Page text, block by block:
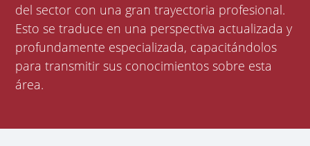
del sector con una gran trayectoria profesional.
Esto se traduce en una perspectiva actualizada y
profundamente especializada, capacitándolos
para transmitir sus conocimientos sobre esta
área.